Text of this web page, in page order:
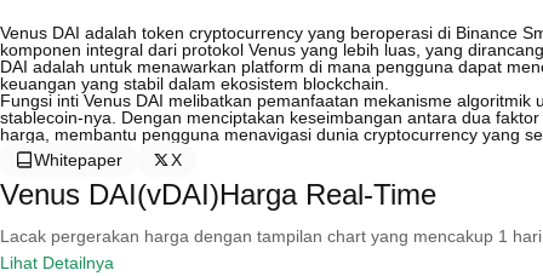
Venus DAI adalah token cryptocurrency yang beroperasi di Binance
komponen integral dari protokol Venus yang lebih luas, yang
DAI adalah untuk menawarkan platform di mana pengguna dapat
keuangan yang stabil dalam ekosistem blockchain.
Fungsi inti Venus DAI melibatkan pemanfaatan mekanisme
stablecoin-nya. Dengan menciptakan keseimbangan antara dua
harga, membantu pengguna menavigasi dunia cryptocurrency yang
Whitepaper
X
Venus DAI(vDAI)Harga Real-Time
Lacak pergerakan harga dengan tampilan chart yang mencakup 1
Lihat Detailnya